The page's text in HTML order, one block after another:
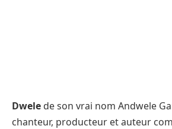
Dwele de son vrai nom Andwele
chanteur, producteur et auteur